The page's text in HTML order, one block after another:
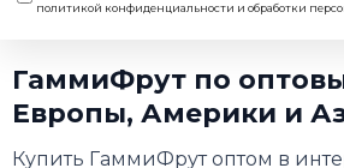
политикой конфиденциальности и обработки
ГаммиФрут по
Европы, Америки и
Купить ГаммиФрут оптом в